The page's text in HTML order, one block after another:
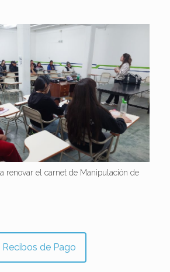
renovar el carnet de Manipulación de
Recibos de Pago